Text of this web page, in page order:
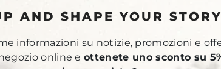
AND SHAPE YOUR STORY
informazioni su notizie, promozioni e
online eottenete uno sconto su